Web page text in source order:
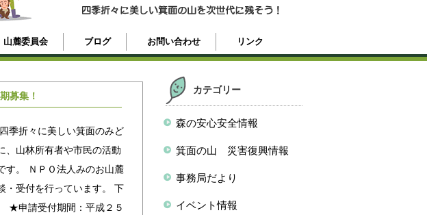
山麓委員会 ブログ お問い合わせ リンク
募集！
季折々に美しい箕面のみど
、山林所有者や市民の活動
す。 ＮＰＯ法人みのお山麓
・受付を行っています。 下
★申請受付期間：平成２５
カテゴリー
森の安心安全情報
箕面の山 災害復興情報
事務局だより
イベント情報